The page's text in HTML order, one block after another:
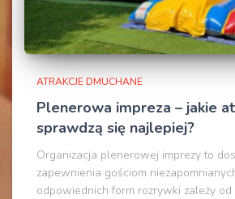
ATRAKCJE DMUCHANE
Plenerowa impreza – jakie
sprawdzą się najlepiej?
Organizacja plenerowej imprezy to
zapewnienia gościom
odpowiednich form rozrywki zależy